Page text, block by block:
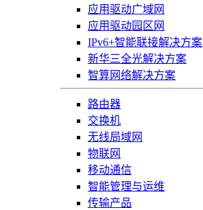
应用驱动广域网
应用驱动园区网
IPv6+智能联接解决方案
新华三全光解决方案
智算网络解决方案
路由器
交换机
无线局域网
物联网
移动通信
智能管理与运维
传输产品